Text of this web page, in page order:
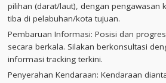
pilihan (darat/laut), dengan pengawasan
tiba di pelabuhan/kota tujuan.
Pembaruan Informasi: Posisi dan
secara berkala. Silakan berkonsultasi
informasi tracking terkini.
Penyerahan Kendaraan: Kendaraan